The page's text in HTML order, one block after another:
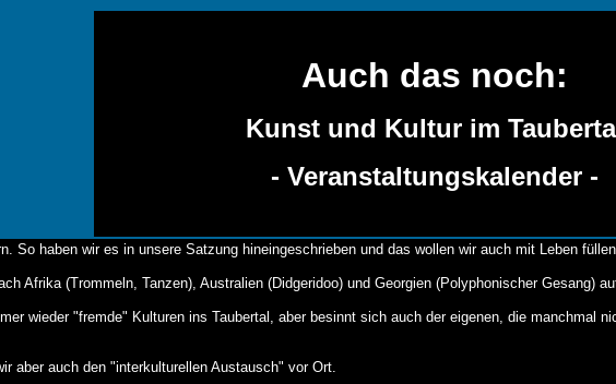
Auch das noch:
Kunst und Kultur im
- Veranstaltungskalender -
So haben wir es in unsere Satzung hineingeschrieben und das wollen wir auch mit Leben
Afrika (Trommeln, Tanzen), Australien (Didgeridoo) und Georgien (Polyphonischer Gesang)
wieder "fremde" Kulturen ins Taubertal, aber besinnt sich auch der eigenen, die manchmal
aber auch den "interkulturellen Austausch" vor Ort.